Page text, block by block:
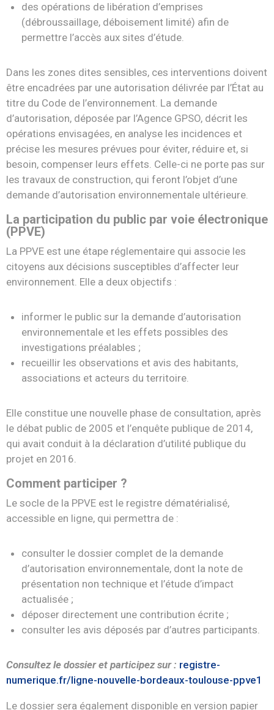
des opérations de libération d’emprises
(débroussaillage, déboisement limité) afin de
permettre l’accès aux sites d’étude.
Dans les zones dites sensibles, ces interventions doivent
être encadrées par une autorisation délivrée par l’État au
titre du Code de l’environnement. La demande
d’autorisation, déposée par l’Agence GPSO, décrit les
opérations envisagées, en analyse les incidences et
précise les mesures prévues pour éviter, réduire et, si
besoin, compenser leurs effets. Celle-ci ne porte pas sur
les travaux de construction, qui feront l’objet d’une
demande d’autorisation environnementale ultérieure.
La participation du public par voie électronique
(PPVE)
La PPVE est une étape réglementaire qui associe les
citoyens aux décisions susceptibles d’affecter leur
environnement. Elle a deux objectifs :
informer le public sur la demande d’autorisation
environnementale et les effets possibles des
investigations préalables ;
recueillir les observations et avis des habitants,
associations et acteurs du territoire.
Elle constitue une nouvelle phase de consultation, après
le débat public de 2005 et l’enquête publique de 2014,
qui avait conduit à la déclaration d’utilité publique du
projet en 2016.
Comment participer ?
Le socle de la PPVE est le registre dématérialisé,
accessible en ligne, qui permettra de :
consulter le dossier complet de la demande
d’autorisation environnementale, dont la note de
présentation non technique et l’étude d’impact
actualisée ;
déposer directement une contribution écrite ;
consulter les avis déposés par d’autres participants.
Consultez le dossier et participez sur : registre-
numerique.fr/ligne-nouvelle-bordeaux-toulouse-ppve1
Le dossier sera également disponible en version papier